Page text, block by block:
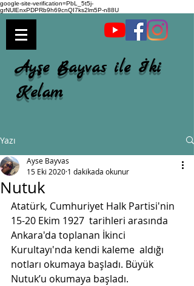
google-site-verification=PbL_5t5j-
grNUlEnxPDPRb9h69cnQI7ks2lm5P-n88U
Ayşe Bayvas ile İki
Kelam
Yazı
Nutuk
Ayse Bayvas
15 Eki 2020 1 dakikada okunur
Atatürk, Cumhuriyet Halk Partisi'nin
15-20 Ekim 1927  tarihleri arasında
Ankara'da toplanan İkinci
Kurultayı'nda kendi kaleme  aldığı
notları okumaya başladı. Büyük
Nutuk’u okumaya başladı.